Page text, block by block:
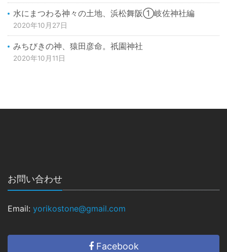
水にまつわる神々の土地、浜松舞阪①岐佐神社編
2020年10月27日
みちびきの神、猿田彦命。祇園神社
2020年10月11日
お問い合わせ
Email: yorikostone@gmail.com
Facebook